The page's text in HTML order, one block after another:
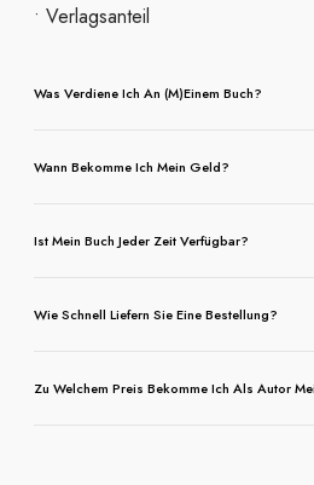
• Verlagsanteil
Was Verdiene Ich An (m)einem Buch?
Wann Bekomme Ich Mein Geld?
Ist Mein Buch Jeder Zeit Verfügbar?
Wie Schnell Liefern Sie Eine Bestellung?
Zu Welchem Preis Bekomme Ich Als Autor